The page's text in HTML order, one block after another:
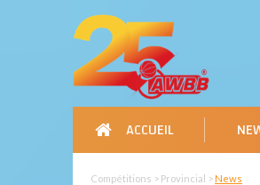
ACCUEIL
Compétitions > Provincial >News